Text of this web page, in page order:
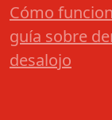
Cómo
guía sobre
desalojo